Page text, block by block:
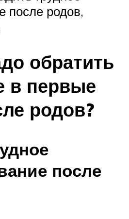
после родов,
обратить
в первые
родов?
после